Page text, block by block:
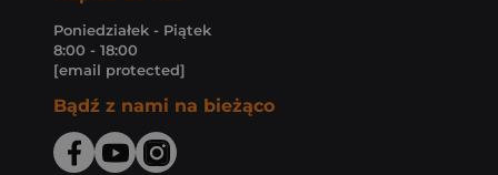
Poniedziałek - Piątek
8:00 - 18:00
[email protected]
Bądź z nami na bieżąco